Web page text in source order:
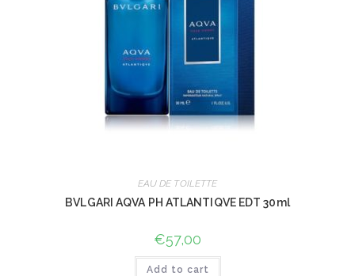
EAU DE TOILETTE
BVLGARI AQVA PH ATLANTIQVE EDT 30ml
€57,00
Add to cart